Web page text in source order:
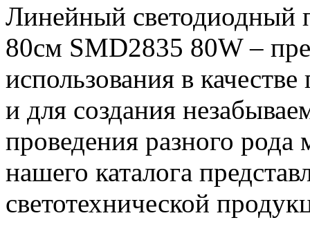
Линейный светодиодный
80см SMD2835 80W –
использования в
и для создания
проведения разного
нашего каталога
светотехнической